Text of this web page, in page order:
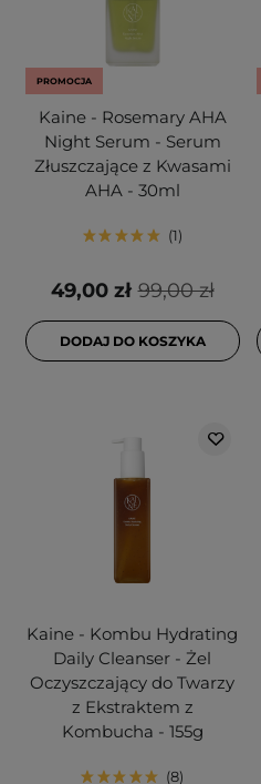
PROMOCJA
Kaine - Rosemary AHA
Night Serum - Serum
Złuszczające z Kwasami
AHA - 30ml
1
99,00 zł
49,00 zł
DODAJ DO KOSZYKA
Kaine - Kombu Hydrating
Daily Cleanser - Żel
Oczyszczający do Twarzy
z Ekstraktem z
Kombucha - 155g
8